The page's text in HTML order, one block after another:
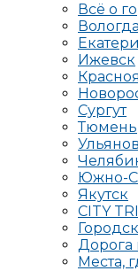
Всё о
Вологда
Ижевск
Сургут
Тюмень
Южно-
Якутск
CITY
Дорога
Места,